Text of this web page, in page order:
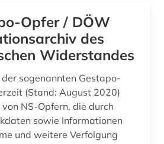
(1)
johann wolfgang von (1)
Opfer / DÖW
des
Widerstandes
sogenannten Gestapo-
(Stand: August 2020)
NS-Opfern, die durch
sowie Informationen
und weitere Verfolgung